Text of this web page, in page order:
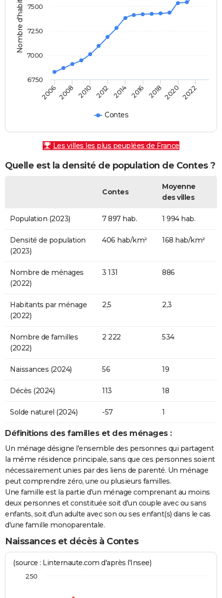
Nombre d'habitants
Contes
20062008 2010 2012 2014 2016 20182020 2022
6750
7000
7250
7500
Les villes les plus peuplées de France
Quelle est la densité de population de Contes ?
Contes
Moyenne
des villes
Population (2023) 7 897 hab. 1 994 hab.
Densité de population
(2023)
406 hab/km² 168 hab/km²
Nombre de ménages
(2022)
3 131 886
Habitants par ménage
(2022)
2,5 2,3
Nombre de familles
(2022)
2 222 534
Naissances (2024) 56 19
Décès (2024) 113 18
Solde naturel (2024) -57 1
Définitions des familles et des ménages :
Un ménage désigne l'ensemble des personnes qui partagent
la même résidence principale, sans que ces personnes soient
nécessairement unies par des liens de parenté. Un ménage
peut comprendre zéro, une ou plusieurs familles.
Une famille est la partie d'un ménage comprenant au moins
deux personnes et constituée soit d'un couple avec ou sans
enfants, soit d'un adulte avec son ou ses enfant(s) dans le cas
d'une famille monoparentale.
Naissances et décès à Contes
(source : Linternaute.com d'après l'Insee)
250